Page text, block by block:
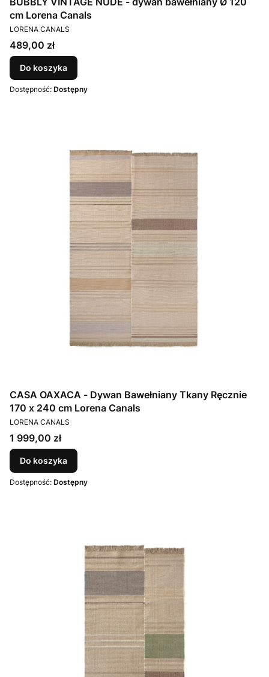
cm Lorena Canals
PRODUCENT
LORENA CANALS
Cena
489,00 zł
Do koszyka
Dostępność: Dostępny
CASA OAXACA - Dywan Bawełniany Tkany Ręcznie
170 x 240 cm Lorena Canals
PRODUCENT
LORENA CANALS
Cena
1 999,00 zł
Do koszyka
Dostępność: Dostępny